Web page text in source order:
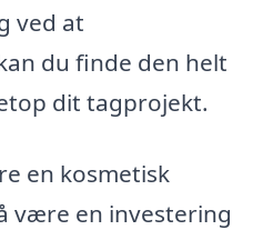
ved at
du finde den helt
dit tagprojekt.
en kosmetisk
være en investering